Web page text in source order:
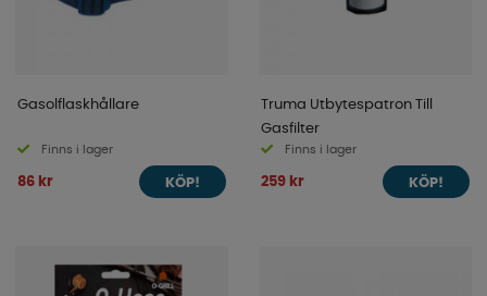
Gasolflaskhållare
Finns i lager
86 kr KÖP!
Truma Utbytespatron Till
Gasfilter
Finns i lager
259 kr KÖP!